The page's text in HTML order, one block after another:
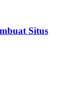
Situs